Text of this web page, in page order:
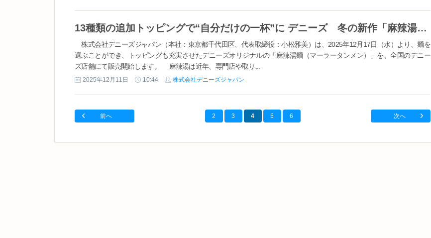
13種類の追加トッピングで“自分だけの一杯”に デニーズ 冬の新作「麻辣湯麺」 2025年12月17日（水）販売開始
株式会社デニーズジャパン（本社：東京都千代田区、代表取締役：小松雅美）は、2025年12月17日（水）より、麺を
選ぶことができ、トッピングも充実させたデニーズオリジナルの「麻辣湯麺（マーラータンメン）」を、全国のデニー
ズ店舗にて販売開始します。 麻辣湯は近年、専門店や取り...
2025年12月11日 10:44 株式会社デニーズジャパン
前へ 2 3 4 5 6 次へ